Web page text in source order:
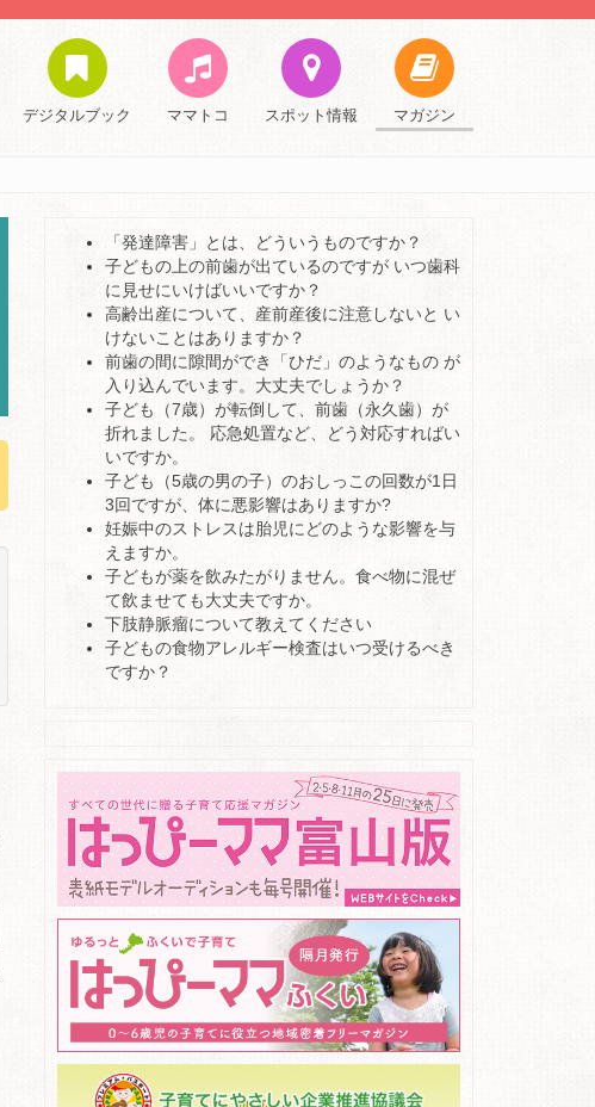
デジタルブック ママトコ スポット情報 マガジン
「発達障害」とは、どういうものですか？
子どもの上の前歯が出ているのですが いつ歯科
に見せにいけばいいですか？
高齢出産について、産前産後に注意しないと い
けないことはありますか？
前歯の間に隙間ができ「ひだ」のようなもの が
入り込んでいます。大丈夫でしょうか？
子ども（7歳）が転倒して、前歯（永久歯）が
折れました。 応急処置など、どう対応すればい
いですか。
子ども（5歳の男の子）のおしっこの回数が1日
3回ですが、体に悪影響はありますか?
妊娠中のストレスは胎児にどのような影響を与
えますか。
子どもが薬を飲みたがりません。食べ物に混ぜ
て飲ませても大丈夫ですか。
下肢静脈瘤について教えてください
子どもの食物アレルギー検査はいつ受けるべき
ですか？